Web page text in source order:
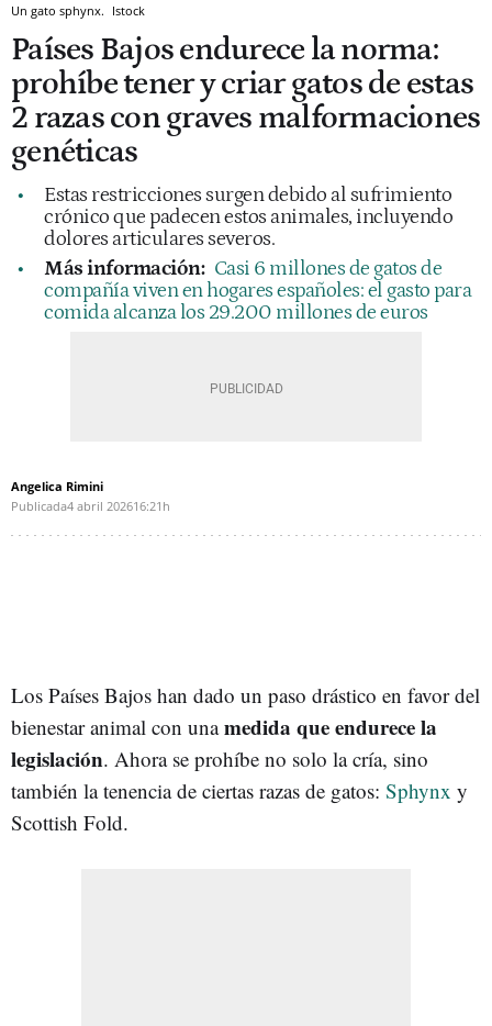
Un gato sphynx. Istock
Países Bajos endurece la norma:
prohíbe tener y criar gatos de estas
2 razas con graves malformaciones
genéticas
Estas restricciones surgen debido al sufrimiento
crónico que padecen estos animales, incluyendo
dolores articulares severos.
Más información: Casi 6 millones de gatos de
compañía viven en hogares españoles: el gasto para
comida alcanza los 29.200 millones de euros
Angelica Rimini
Publicada4 abril 202616:21h
Los Países Bajos han dado un paso drástico en favor del
bienestar animal con unamedida que endurece la
legislación. Ahora se prohíbe no solo la cría, sino
también la tenencia de ciertas razas de gatos: Sphynx y
Scottish Fold.